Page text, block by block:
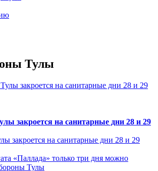
Тулы
закроется на санитарные дни 28 и 29
закроется на санитарные дни 28 и 29